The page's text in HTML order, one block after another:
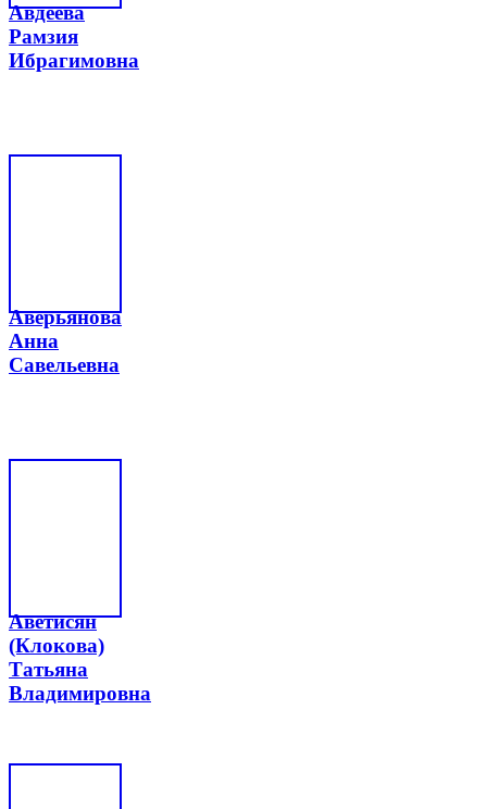
Авдеева
Рамзия
Ибрагимовна
Аверьянова
Анна
Савельевна
Аветисян
(Клокова)
Татьяна
Владимировна